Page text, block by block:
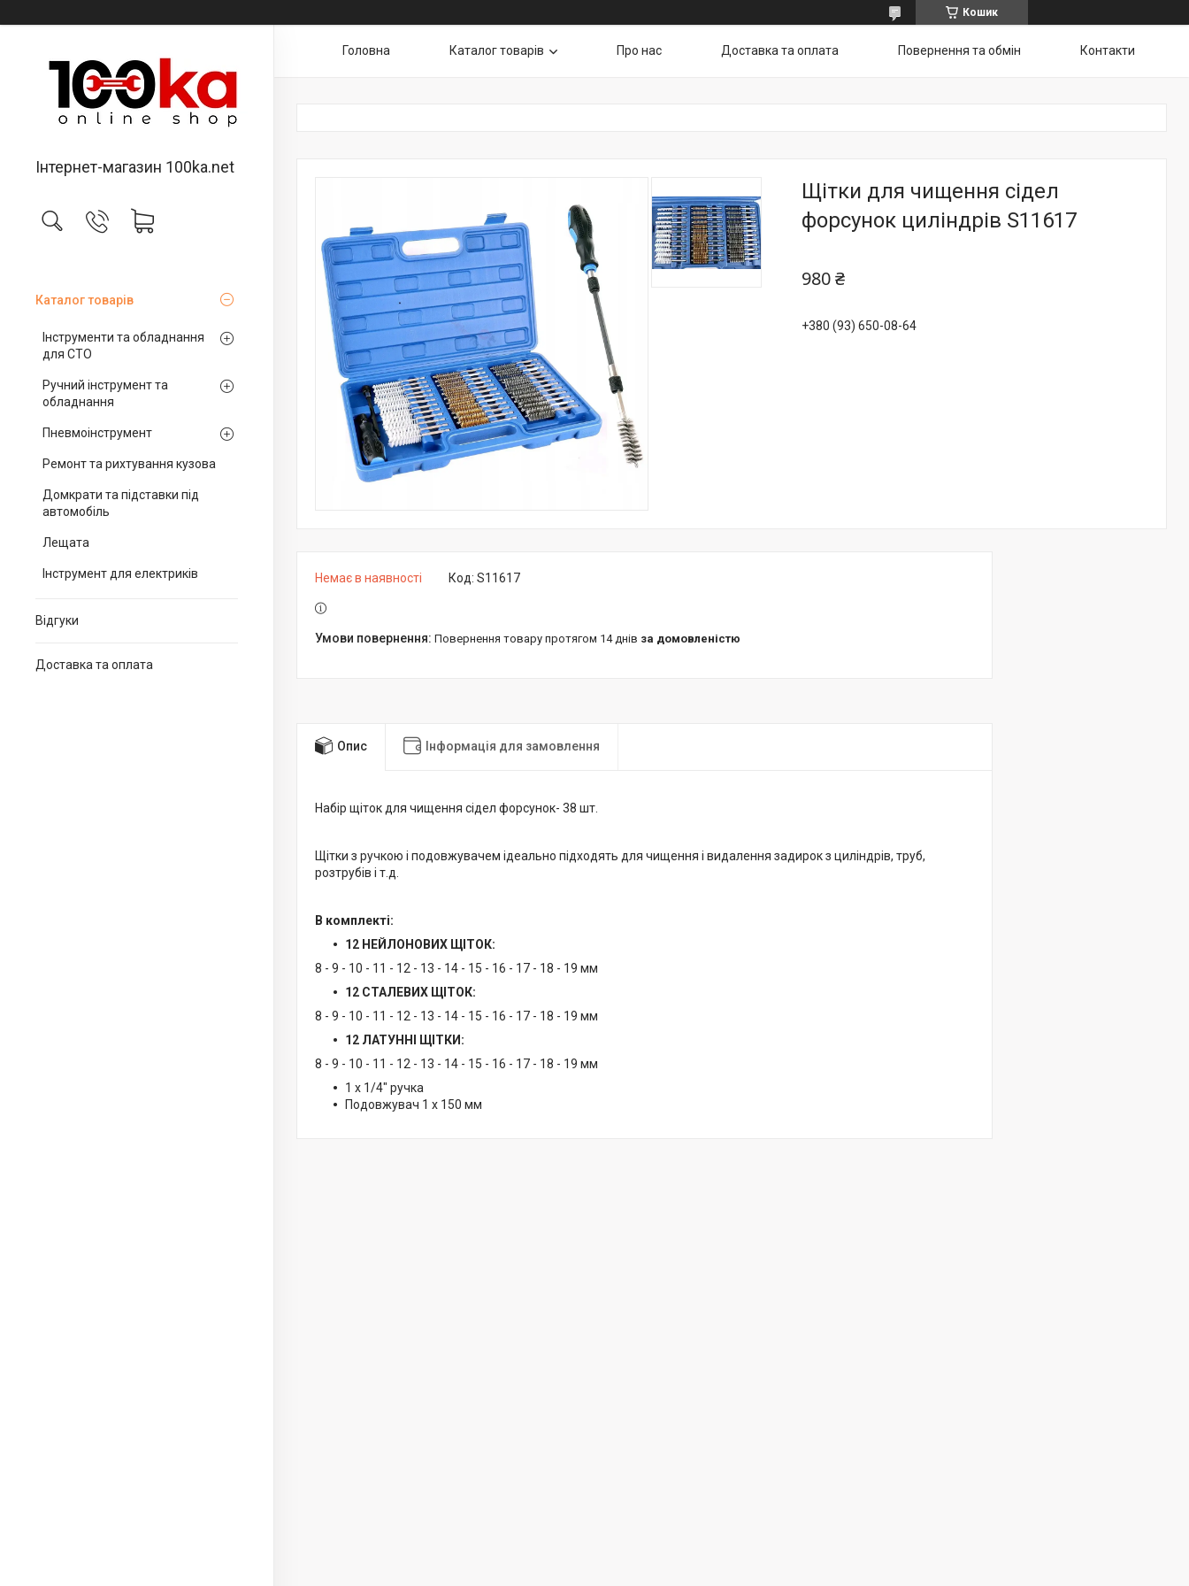
Кошик
Інтернет-магазин 100ka.net
Каталог товарів
Інструменти та обладнання
для СТО
Ручний інструмент та
обладнання
Пневмоінструмент
Ремонт та рихтування кузова
Домкрати та підставки під
автомобіль
Лещата
Інструмент для електриків
Відгуки
Доставка та оплата
Головна Каталог товарів Про нас Доставка та оплата Повернення та обмін Контакти
Щітки для чищення сідел
форсунок циліндрів S11617
980 ₴
+380 (93) 650-08-64
Немає в наявності Код: S11617
повернення товару протягом 14 днів за домовленістю
Опис Інформація для замовлення
Набір щіток для чищення сідел форсунок- 38 шт.
Щітки з ручкою і подовжувачем ідеально підходять для чищення і видалення задирок з циліндрів, труб,
розтрубів і т.д.
В комплекті:
12 НЕЙЛОНОВИХ ЩІТОК:
8 - 9 - 10 - 11 - 12 - 13 - 14 - 15 - 16 - 17 - 18 - 19 мм
12 СТАЛЕВИХ ЩІТОК:
8 - 9 - 10 - 11 - 12 - 13 - 14 - 15 - 16 - 17 - 18 - 19 мм
12 ЛАТУННІ ЩІТКИ:
8 - 9 - 10 - 11 - 12 - 13 - 14 - 15 - 16 - 17 - 18 - 19 мм
1 х 1/4" ручка
Подовжувач 1 x 150 мм